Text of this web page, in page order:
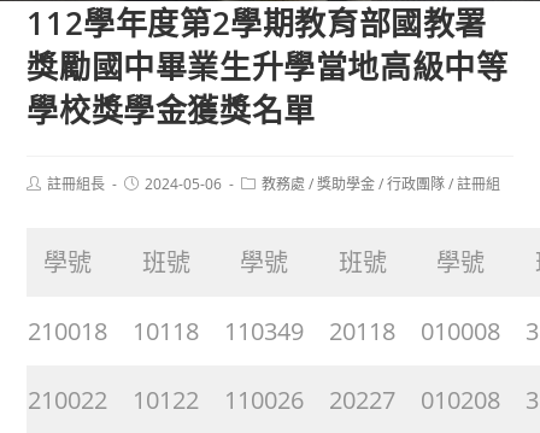
112學年度第2學期教育部國教署
獎勵國中畢業生升學當地高級中等
學校獎學金獲獎名單
Post註冊組長
Post2024-05-06
Post教務處 / 獎助學金 / 行政團隊 / 註冊組
學號 班號 學號 班號 學號
210018 10118 110349 20118 010008
210022 10122 110026 20227 010208